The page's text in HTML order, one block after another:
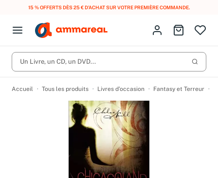
15 % OFFERTS DÈS 25 € D’ACHAT SUR VOTRE PREMIÈRE COMMANDE.
Open menu
Fermer le menu
CD d'occasion
DVD d'occasion
Vinyles d'occasion
Lancer
Vous n'avez pas trouvé l'article que vous cherchiez ?
Activez les notifications dans votre compte pour être alerté dès
qu'il est en stock.
Identifiez-vous
Aller au
Un Livre, un CD, un DVD...
Accueil Tous les produits Livres d’occasion Fantasy et Terreur